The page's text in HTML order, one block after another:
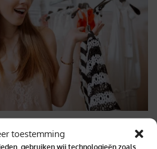
toestemming
gebruiken wij technologieën zoals